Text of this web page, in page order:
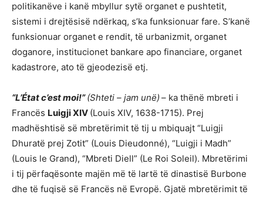
politikanëve i kanë mbyllur sytë organet e pushtetit,
sistemi i drejtësisë ndërkaq, s’ka funksionuar fare. S’kanë
funksionuar organet e rendit, të urbanizmit, organet
doganore, institucionet bankare apo financiare, organet
kadastrore, ato të gjeodezisë etj.
“L’État c’est moi!”(Shteti – jam unë) – ka thënë mbreti i
Francës Luigji XIV (Louis XIV, 1638-1715). Prej
madhështisë së mbretërimit të tij u mbiquajt “Luigji
Dhuratë prej Zotit” (Louis Dieudonné), “Luigji i Madh”
(Louis le Grand), “Mbreti Diell” (Le Roi Soleil). Mbretërimi
i tij përfaqësonte majën më të lartë të dinastisë Burbone
dhe të fuqisë së Francës në Evropë. Gjatë mbretërimit të